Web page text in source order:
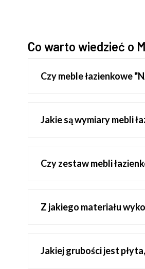
Co warto wiedzieć o
Czy meble łazienkowe
Jakie są wymiary mebli
Czy zestaw mebli
Z jakiego materiału
Jakiej grubości jest